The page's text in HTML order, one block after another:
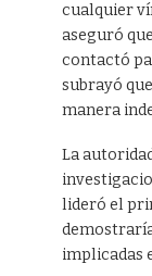
cualquier
aseguró
contactó
subrayó
manera
La
lideró el
implicadas